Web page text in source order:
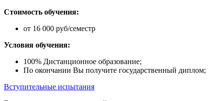
Стоимость обучения:
от 16 000 руб/семестр
Условия обучения:
100% Дистанционное образование;
По окончании Вы получите государственный диплом;
Вступительные испытания